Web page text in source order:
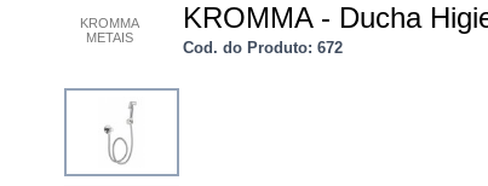
KROMMA
METAIS
KROMMA - Ducha
Cod. do Produto: 672